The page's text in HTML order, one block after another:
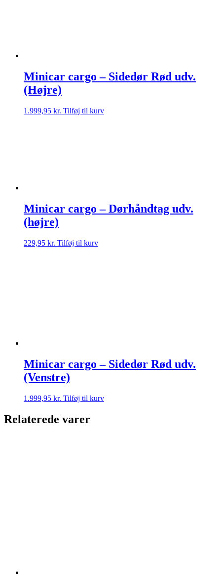
Minicar cargo – Sidedør Rød udv.
(Højre)
1.999,95 kr. Tilføj til kurv
Minicar cargo – Dørhåndtag udv.
(højre)
229,95 kr. Tilføj til kurv
Minicar cargo – Sidedør Rød udv.
(Venstre)
1.999,95 kr. Tilføj til kurv
Relaterede varer